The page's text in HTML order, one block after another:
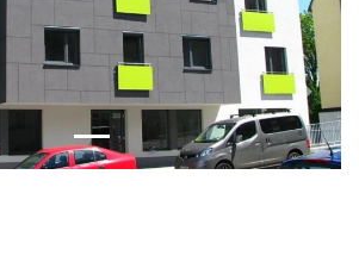
Další